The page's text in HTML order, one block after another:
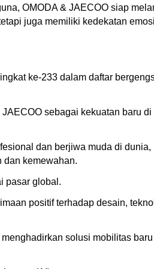
OMODA & JAECOO siap
juga memiliki kedekatan
ke-233 dalam daftar
sebagai kekuatan baru di
dan berjiwa muda di dunia,
dan kemewahan.
pasar global.
positif terhadap desain,
solusi mobilitas